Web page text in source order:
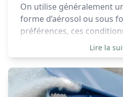
On utilise généralement
forme d’aérosol ou sous
préférences, ces
tous les deux
soit pas de la même façon.
Lire la